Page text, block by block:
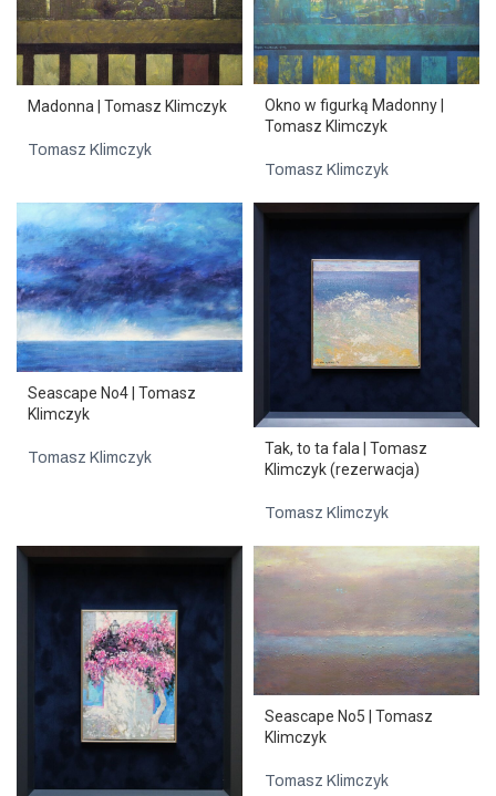
Madonna | Tomasz Klimczyk
Tomasz Klimczyk
Okno w figurką Madonny |
Tomasz Klimczyk
Tomasz Klimczyk
Seascape No4 | Tomasz
Klimczyk
Tomasz Klimczyk
Tak, to ta fala | Tomasz
Klimczyk (rezerwacja)
Tomasz Klimczyk
Seascape No5 | Tomasz
Klimczyk
Tomasz Klimczyk